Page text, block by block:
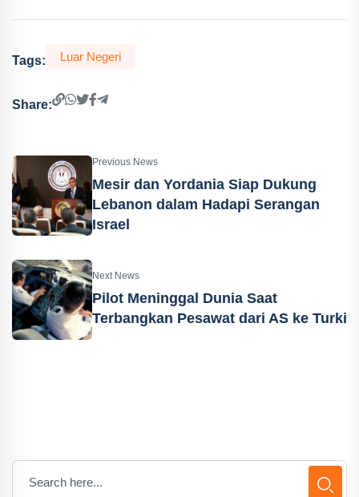
Tags: Luar Negeri
Share:
Previous News
Mesir dan Yordania Siap Dukung
Lebanon dalam Hadapi Serangan
Israel
Next News
Pilot Meninggal Dunia Saat
Terbangkan Pesawat dari AS ke Turki